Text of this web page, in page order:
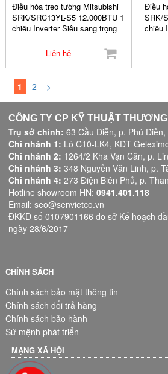
Điều hòa treo tường Mitsubishi
SRK/SRC13YL-S5 12.000BTU 1
chiều Inverter Siêu sang trọng
Liên hệ
Điều
SRK/
chiều
1 2 >
CÔNG TY CP KỸ THUẬT
Trụ sở chính: 63 Cầu Diễn, p. Phú Diễn,
Chi nhánh 1: Lô C10-LK4, KĐT
Chi nhánh 2: 1264/2 Kha Vạn Cân, p.
Chi nhánh 3:348 Nguyễn Văn Linh, p.
Chi nhánh 4:273 Điện Biên Phủ, p.
Hotline showroom HN:0941.401.118
Email: seo@senvietco.vn
ĐKKD số 0107901166 do sở Kế hoạch
ngày 28/6/2017
CHÍNH SÁCH
Chính sách bảo mật thông tin
Chính sách đổi trả hàng
Chính sách bảo hành
Sứ mệnh phát triển
MẠNG XÃ HỘI